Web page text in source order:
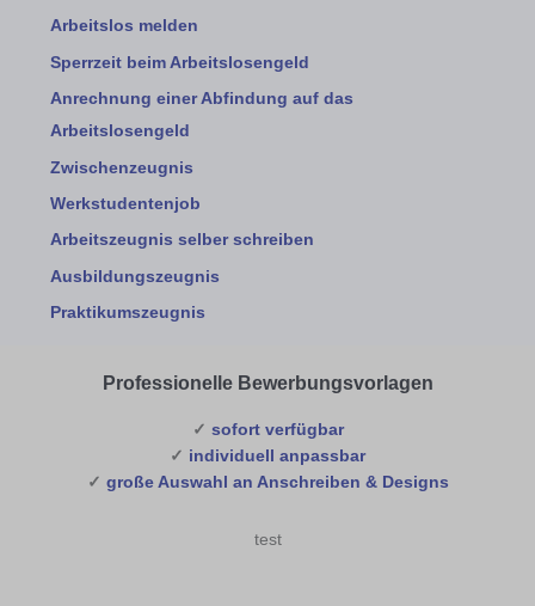
Arbeitslos melden
Sperrzeit beim Arbeitslosengeld
Anrechnung einer Abfindung auf das
Arbeitslosengeld
Zwischenzeugnis
Werkstudentenjob
Arbeitszeugnis selber schreiben
Ausbildungszeugnis
Praktikumszeugnis
Professionelle Bewerbungsvorlagen
✓ sofort verfügbar
✓ individuell anpassbar
✓ große Auswahl an Anschreiben & Designs
test